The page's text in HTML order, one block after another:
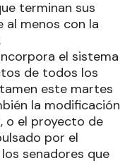
terminan sus
al menos con la
el sistema
de todos los
este martes
la modificación
o el proyecto de
por el
senadores que